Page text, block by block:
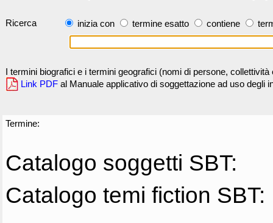
Ricerca inizia con termine esatto contiene
I termini biografici e i termini geografici (nomi di persone,
Link PDF al Manuale applicativo di soggettazione ad uso degli
Termine:
Catalogo soggetti SBT:
Catalogo temi fiction SBT: